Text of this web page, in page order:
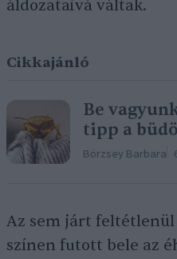
áldozataivá váltak.
Cikkajánló
Be
tipp a
Börzsey Barbara
Az sem járt
színen futott bele az